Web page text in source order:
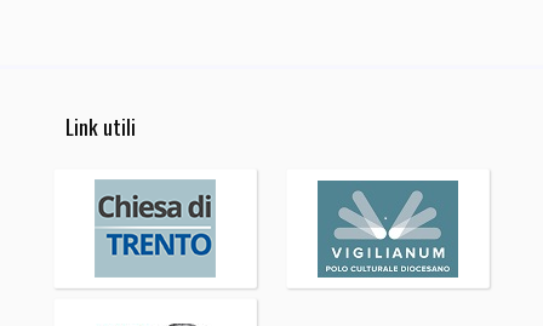
Link utili